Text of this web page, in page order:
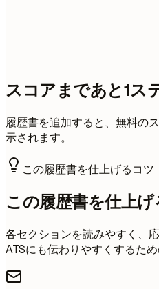
スコアまであと1ス
履歴書を追加すると、無料の
示されます。
この履歴書を仕上げるコツ
この履歴書を仕上
各セクションを読みやすく、
ATSにも伝わりやすくするた